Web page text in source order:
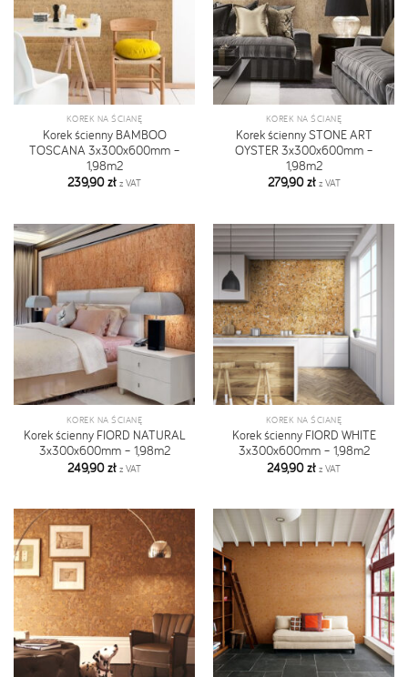
KOREK NA ŚCIANĘ
Korek ścienny BAMBOO
TOSCANA 3x300x600mm –
1,98m2
239,90zł z VAT
KOREK NA ŚCIANĘ
Korek ścienny STONE ART
OYSTER 3x300x600mm –
1,98m2
279,90zł z VAT
KOREK NA ŚCIANĘ
Korek ścienny FIORD NATURAL
3x300x600mm – 1,98m2
249,90zł z VAT
KOREK NA ŚCIANĘ
Korek ścienny FIORD WHITE
3x300x600mm – 1,98m2
249,90zł z VAT